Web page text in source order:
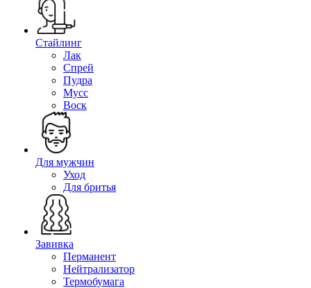
Стайлинг
Лак
Спрей
Пудра
Мусс
Воск
Для мужчин
Уход
Для бритья
Завивка
Перманент
Нейтрализатор
Термобумага